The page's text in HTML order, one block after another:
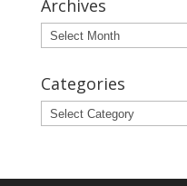
Archives
Archives
Categories
Categories